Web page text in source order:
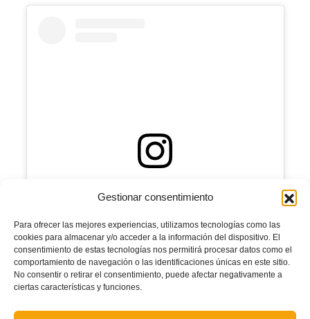
Gestionar consentimiento
Para ofrecer las mejores experiencias, utilizamos tecnologías como las
cookies para almacenar y/o acceder a la información del dispositivo. El
consentimiento de estas tecnologías nos permitirá procesar datos como el
comportamiento de navegación o las identificaciones únicas en este sitio.
No consentir o retirar el consentimiento, puede afectar negativamente a
ciertas características y funciones.